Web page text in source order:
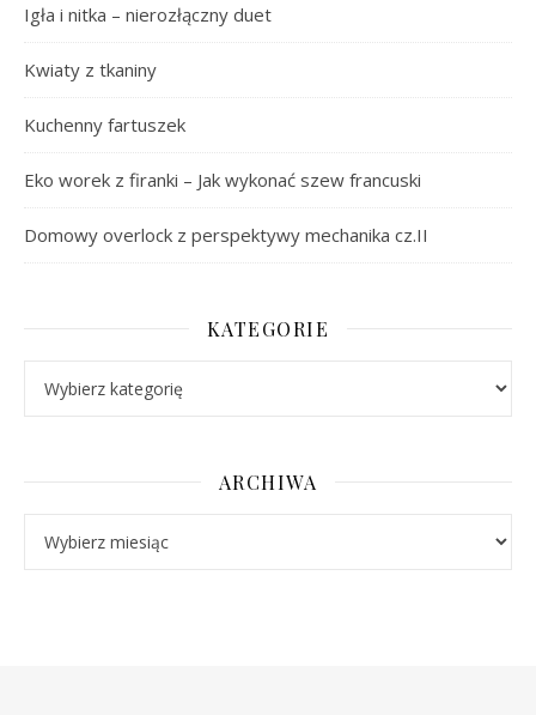
Igła i nitka – nierozłączny duet
Kwiaty z tkaniny
Kuchenny fartuszek
Eko worek z firanki – Jak wykonać szew francuski
Domowy overlock z perspektywy mechanika cz.II
KATEGORIE
ARCHIWA